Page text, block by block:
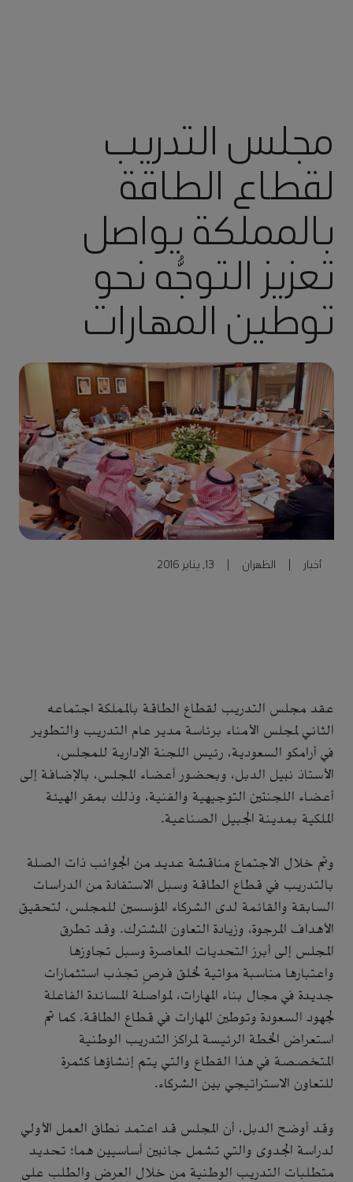
مجلس التدريب
لقطاع الطاقة
بالمملكة يواصل
تعزيز التوجُّه نحو
توطين المهارات
أخبار الظهران 13, يناير 2016
عقد مجلس التدريب لقطاع الطاقة بالمملكة اجتماعه
الثاني لمجلس الأمناء برئاسة مدير عام التدريب والتطوير
في أرامكو السعودية، رئيس اللجنة الإدارية للمجلس،
الأستاذ نبيل الدبل، وبحضور أعضاء المجلس، بالإضافة إلى
أعضاء اللجنتين التوجيهية والفنية، وذلك بمقر الهيئة
الملكية بمدينة الجبيل الصناعية.
وتم خلال الاجتماع مناقشة عديد من الجوانب ذات الصلة
بالتدريب في قطاع الطاقة وسبل الاستفادة من الدراسات
السابقة والقائمة لدى الشركاء المؤسسين للمجلس، لتحقيق
الأهداف المرجوة، وزيادة التعاون المشترك. وقد تطرق
المجلس إلى أبرز التحديات المعاصرة وسبل تجاوزها
واعتبارها مناسبة مواتية لخلق فرصٍ تجذب استثمارات
جديدة في مجال بناء المهارات، لمواصلة المساندة الفاعلة
لجهود السعودة وتوطين المهارات في قطاع الطاقة. كما تم
استعراض الخطة الرئيسة لمراكز التدريب الوطنية
المتخصصة في هذا القطاع والتي يتم إنشاؤها كثمرة
للتعاون الاستراتيجي بين الشركاء.
وقد أوضح الدبل، أن المجلس قد اعتمد نطاق العمل الأولي
لدراسة الجدوى والتي تشمل جانبين أساسيين هما؛ تحديد
متطلبات التدريب الوطنية من خلال العرض والطلب على